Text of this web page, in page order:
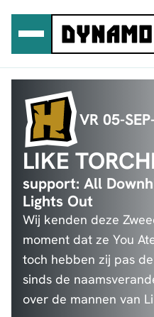
inhoud
VR 05-
LIKE
support: All
Lights Out
Wij kenden deze
moment dat ze You
toch hebben zij pas
sinds de
over de mannen van